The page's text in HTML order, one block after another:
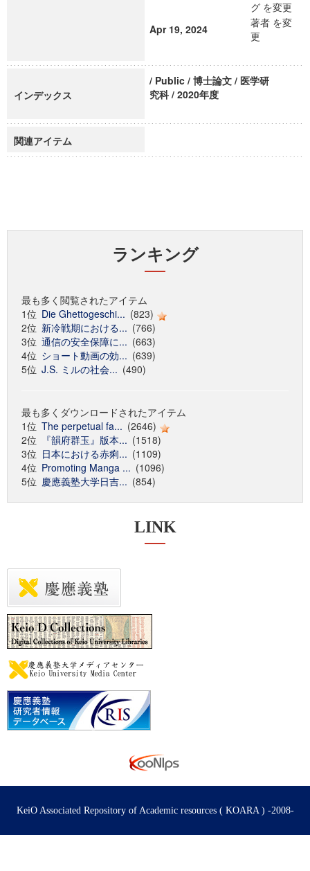
グ を変更
Apr 19, 2024
著者 を変
更
インデックス
/ Public / 博士論文 / 医学研
究科 / 2020年度
関連アイテム
ランキング
最も多く閲覧されたアイテム
1位 Die Ghettogeschi... (823)
2位 新冷戦期における... (766)
3位 通信の安全保障に... (663)
4位 ショート動画の効... (639)
5位 J.S. ミルの社会... (490)
最も多くダウンロードされたアイテム
1位 The perpetual fa... (2646)
2位
『韻府群玉』版本... (1518)
3位 日本における赤痢... (1109)
4位 Promoting Manga ... (1096)
5位 慶應義塾大学日吉... (854)
LINK
KeiO Associated Repository of Academic resources ( KOARA ) -2008-